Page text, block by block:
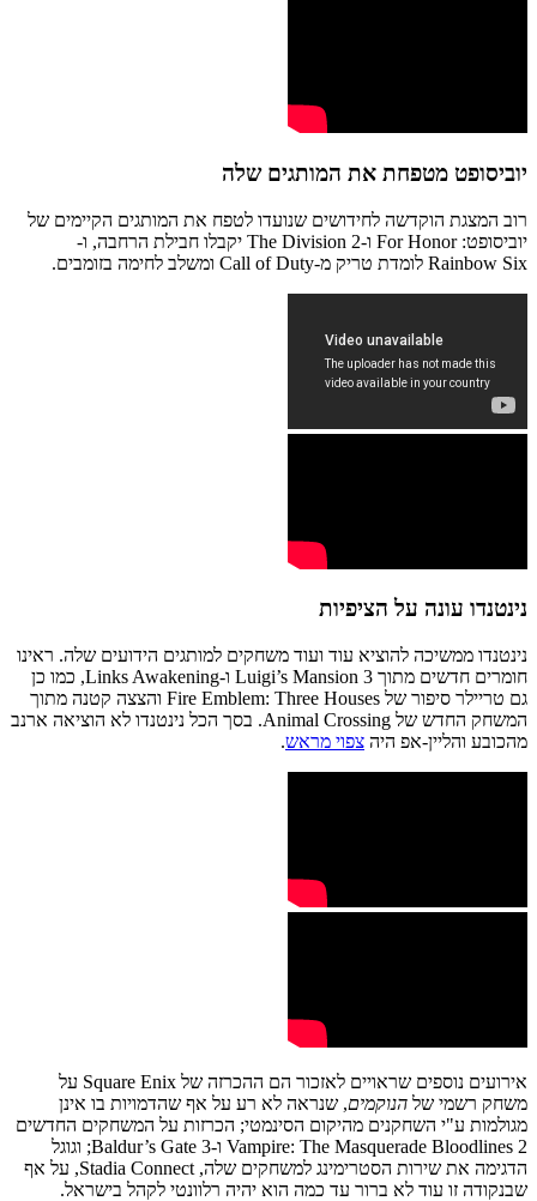
יוביסופט מטפחת את המותגים שלה
רוב המצגת הוקדשה לחידושים שנועדו לטפח את המותגים הקיימים של
יוביסופט: For Honor ו-The Division 2 יקבלו חבילת הרחבה, ו-
Rainbow Six לומדת טריק מ-Call of Duty ומשלב לחימה בזומבים.
נינטנדו עונה על הציפיות
נינטנדו ממשיכה להוציא עוד ועוד משחקים למותגים הידועים שלה. ראינו
חומרים חדשים מתוך Luigi’s Mansion 3 ו-Links Awakening, כמו כן
גם טריילר סיפור של Fire Emblem: Three Houses והצצה קטנה מתוך
המשחק החדש של Animal Crossing. בסך הכל נינטנדו לא הוציאה ארנב
מהכובע והליין-אפ היה צפוי מראש.
אירועים נוספים שראויים לאזכור הם ההכרזה של Square Enix על
משחק רשמי של הנוקמים, שנראה לא רע על אף שהדמויות בו אינן
מגולמות ע"י השחקנים מהיקום הסינמטי; הכרזות על המשחקים החדשים
Vampire: The Masquerade Bloodlines 2 ו-Baldur’s Gate 3; וגוגל
הדגימה את שירות הסטרימינג למשחקים שלה, Stadia Connect, על אף
שבנקודה זו עוד לא ברור עד כמה הוא יהיה רלוונטי לקהל בישראל.